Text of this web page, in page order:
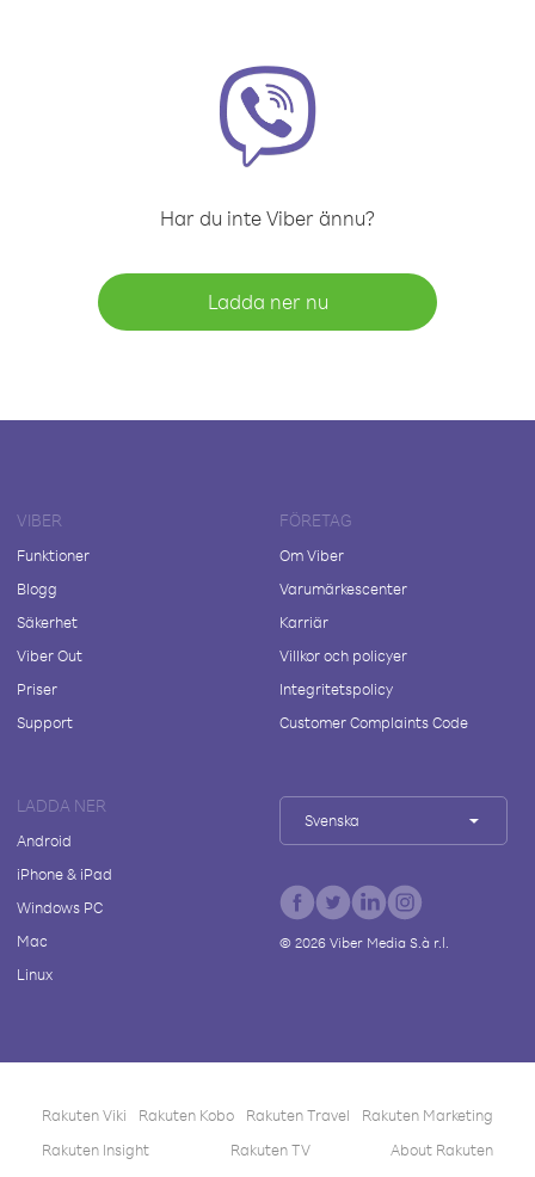
Har du inte Viber ännu?
Ladda ner nu
VIBER
Funktioner
Blogg
Säkerhet
Viber Out
Priser
Support
FÖRETAG
Om Viber
Varumärkescenter
Karriär
Villkor och policyer
Integritetspolicy
Customer Complaints Code
LADDA NER
Android
iPhone & iPad
Windows PC
Mac
Linux
Svenska
© 2026Viber Media S.à r.l.
Rakuten Viki Rakuten Kobo Rakuten Travel
Rakuten Marketing
Rakuten Insight
Rakuten TV About Rakuten